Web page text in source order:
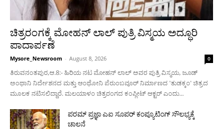
ಚಿತ್ರರಂಗಕ್ಕೆ ಮೋಹನ್ ಲಾಲ್ ಪುತ್ರಿ ವಿಸ್ಮಯ ಅದ್ಧೂರಿ
ಪಾದಾರ್ಪಣೆ
Mysore_Newsroom - August 8, 2026 0
ತಿರುವನಂತಪುರ,ಆ.8:- ಹಿರಿಯ ನಟ ಮೋಹನ್ ಲಾಲ್ ಅವರ ಪುತ್ರಿ ವಿಸ್ಮಯ, ಜೂಡ್
ಅಂಥಾನಿ ನಿರ್ದೇಶನದ ಮತ್ತು ಆಂಥೋನಿ ಪೆರುಂಬವೂರ್ ನಿರ್ಮಾಣದ 'ತುಡಕ್ಕಂ' ಚಿತ್ರದ
ಮೂಲಕ ನಟಿಸಲಿದ್ದಾರೆ. ಮಲಯಾಳಂ ಚಿತ್ರರಂಗದ ಕಂಪ್ಲೀಟ್ ಆಕ್ಟರ್ ಎಂದು...
ಪರಮ್ ಪ್ರಜ್ಞಾ ಎಐ ಸೂಪರ್ ಕಂಪ್ಯೂಟಿಂಗ್ ಸೌಲಭ್ಯಕ್ಕೆ
ಚಾಲನೆ